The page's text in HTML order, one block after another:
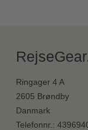
Ringager 4 A
2605 Brøndby
Danmark
Telefonnr. :